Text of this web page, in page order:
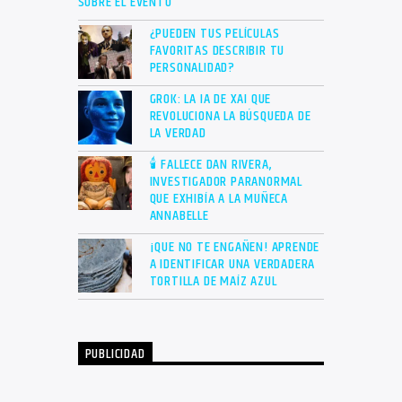
¿PUEDEN TUS PELÍCULAS
FAVORITAS DESCRIBIR TU
PERSONALIDAD?
GROK: LA IA DE XAI QUE
REVOLUCIONA LA BÚSQUEDA DE
LA VERDAD
🕯 FALLECE DAN RIVERA,
INVESTIGADOR PARANORMAL
QUE EXHIBÍA A LA MUÑECA
ANNABELLE
¡QUE NO TE ENGAÑEN! APRENDE
A IDENTIFICAR UNA VERDADERA
TORTILLA DE MAÍZ AZUL
PUBLICIDAD